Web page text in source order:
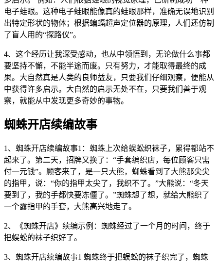
电子蛙眼。这种电子蛙眼能像真的蛙眼那样，准确无误地识别
出特定形状的物体；根据蝙蝠超声定位器的原理，人们还仿制
了盲人用的“探路仪”。
4、这个经历让我深受感动，也从中领悟到，无论做什么事都
要坚持不懈，不能半途而废。只有努力，才能取得最终的成
果。大自然真是人类的良师益友，只要我们仔细观察，便能从
中获得许多启示。大自然的启示无处不在，只要我们善于观
察，就能从中发现更多奇妙的事物。
蜘蛛开店续编故事
1、蜘蛛开店续编故事1：蜘蛛上次给蜈蚣织袜子，累得都站不
起来了。第二天，招牌又换了：“手套编织店，每位顾客只需
付一元钱”。顾客来了，是一只大熊，蜘蛛看到了大熊那尖尖
的指甲，说：“你的指甲太尖了，我织不了。”大熊说：“冬天
要到了，我的手都快要冻僵了。”蜘蛛想了想，就给大熊织了
一个露指甲的手套，大熊高兴地走了。
2、《蜘蛛开店》续编示例：蜘蛛经过了一个月的时间，终于
把蜈蚣的袜子织好了。
3、蜘蛛开店续编故事1 蜘蛛终于把蜈蚣的袜子织完了，蜘蛛